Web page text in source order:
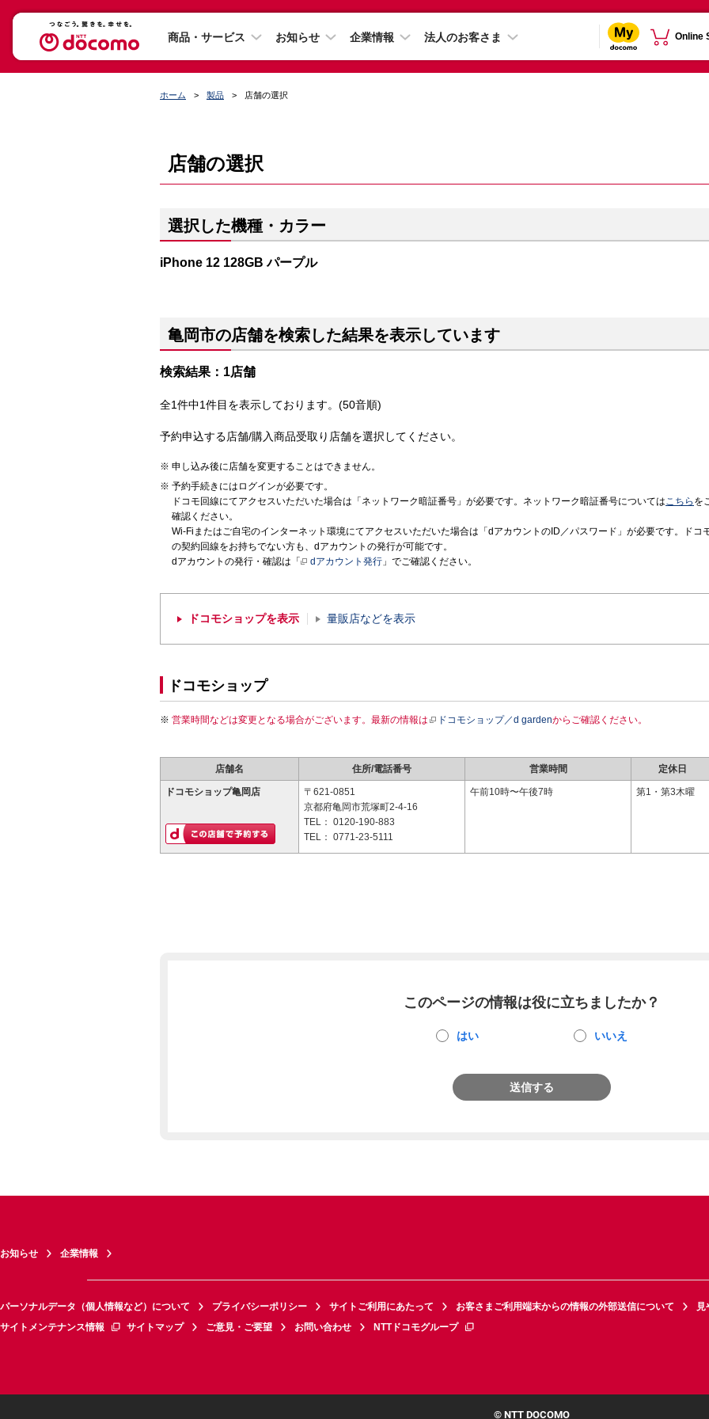
商品・サービス お知らせ 企業情報 法人のお客さま Online
ホーム 製品 店舗の選択
店舗の選択
選択した機種・カラー
iPhone 12 128GB パープル
亀岡市の店舗を検索した結果を表示しています
検索結果：1店舗
全1件中1件目を表示しております。(50音順)
予約申込する店舗/購入商品受取り店舗を選択してください。
申し込み後に店舗を変更することはできません。
予約手続きにはログインが必要です。
ドコモ回線にてアクセスいただいた場合は「ネットワーク暗証番号」が必要です。ネットワーク暗証番号についてはこちら を
確認ください。
Wi-Fiまたはご自宅のインターネット環境にてアクセスいただいた場合は「dアカウントのID／パスワード」が必要です。ドコ
の契約回線をお持ちでない方も、dアカウントの発行が可能です。
dアカウントの発行・確認は「
dアカウント発行 」でご確認ください。
ドコモショップを表示 量販店などを表示
ドコモショップ
営業時間などは変更となる場合がございます。最新の情報は ドコモショップ／d gardenからご確認ください。
店舗名 住所/電話番号 営業時間 定休日
ドコモショップ亀岡店
〒621-0851
京都府亀岡市荒塚町2-4-16
TEL： 0120-190-883
TEL： 0771-23-5111
午前10時〜午後7時 第1・第3木曜
このページの情報は役に立ちましたか？
はい いいえ
送信する
お知らせ 企業情報
パーソナルデータ（個人情報など）について プライバシーポリシー サイトご利用にあたって お客さまご利用端末からの情報の外部送信について
見
サイトメンテナンス情報
サイトマップ ご意見・ご要望 お問い合わせ NTTドコモグループ
© NTT DOCOMO